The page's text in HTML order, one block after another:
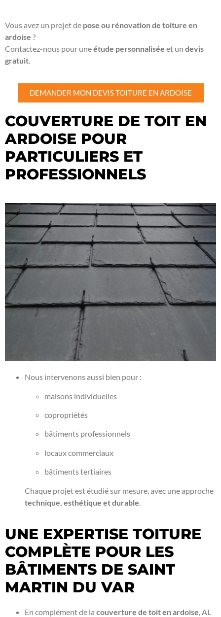
Vous avez un projet de pose ou rénovation de toiture en
ardoise ?
Contactez-nous pour uneétude personnalisée et un devis
gratuit.
DEMANDER MON DEVIS TOITURE EN ARDOISE
COUVERTURE DE TOIT EN
ARDOISE POUR
PARTICULIERS ET
PROFESSIONNELS
Nous intervenons aussi bien pour :
maisons individuelles
copropriétés
bâtiments professionnels
locaux commerciaux
bâtiments tertiaires
Chaque projet est étudié sur mesure, avec une approche
technique, esthétique et durable
UNE EXPERTISE TOITURE
COMPLÈTE POUR LES
BÂTIMENTS DE SAINT
MARTIN DU VAR
En complément de la couverture de toit en ardoise, AL